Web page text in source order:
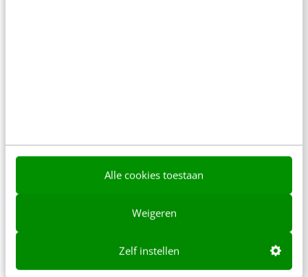
Alle cookies toestaan
Weigeren
Zelf instellen
Invoeren van 40 journalisten en redacteuren
levert 17 hits op, met een score van 43
procent. Opmerkelijk daarbij is dat de
voornamen niet in het systeem staan. Ingrid
Koenen van de Cobouw vind je
bijvoorbeeld alleen als je zoekt op Koenen. Een